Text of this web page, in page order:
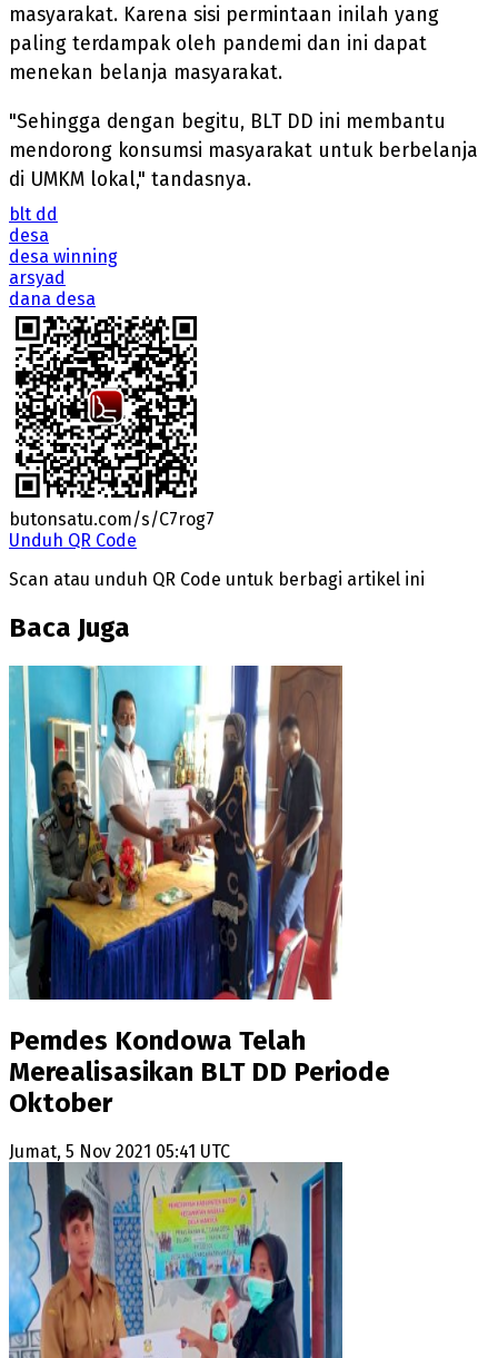
masyarakat. Karena sisi permintaan inilah yang
paling terdampak oleh pandemi dan ini dapat
menekan belanja masyarakat.
"Sehingga dengan begitu, BLT DD ini membantu
mendorong konsumsi masyarakat untuk berbelanja
di UMKM lokal," tandasnya.
blt dd
desa
desa winning
arsyad
dana desa
butonsatu.com/s/C7rog7
Unduh QR Code
Scan atau unduh QR Code untuk berbagi artikel ini
Baca Juga
Pemdes Kondowa Telah
Merealisasikan BLT DD Periode
Oktober
Jumat, 5 Nov 2021 05:41 UTC